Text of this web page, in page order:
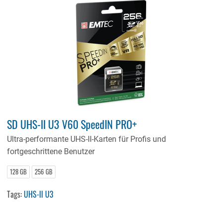
SD UHS-II U3 V60 SpeedIN PRO+
Ultra-performante UHS-II-Karten für Profis und
fortgeschrittene Benutzer
128 GB 256 GB
Tags:UHS-II U3